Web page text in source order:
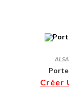
Créer